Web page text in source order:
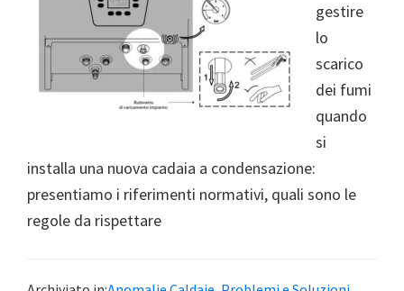
gestire
lo
scarico
dei fumi
quando
si
installa una nuova cadaia a condensazione:
presentiamo i riferimenti normativi, quali sono le
regole da rispettare